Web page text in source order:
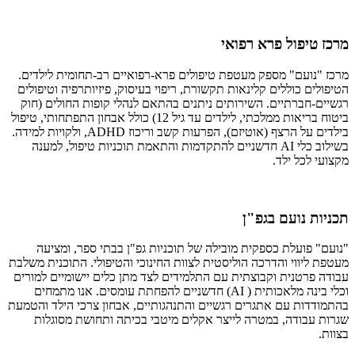
מרכז טיפול פרא רפואי
מרכז "נועם" מספק מעטפת טיפולים פרא-רפואיים רב-תחומית לילדים.
הטיפולים כוללים קלינאות תקשורת, ריפוי בעיסוק, פיזיותרפיה וטיפולים
רגשיים-חברתיים. השירותים ניתנים בהתאם לנהלי קופות החולים (חוק
ביטוח בריאות ממלכתי, לילדים עד גיל 12) כולל אבחון התפתחותי, טיפול
בילדים על הרצף (אוטיזם), הפרעות קשב וריכוז ADHD, ולקויות למידה.
בשילוב כלי AI חדשניים להתקדמות והתאמת תוכניות טיפול, למענה
מקצועי לכל ילד.
תכניות נועם בגפ"ן
"נועם" פועלת כספקית מובילה של תוכניות גפ"ן בבתי ספר, ומציעה
מעטפת ליווי והדרכה הוליסטית לצוות החינוכי והטיפולי. התוכנית משלבת
עבודה פרטנית וקבוצתית עם התלמידים לצד מתן כלים יישומיים למורים
וכלי בינה מלאכותית ( AI) חדשניים להפחתת עומסים. אנו מתמחים
בהתמודדות עם אתגרים רגשיים והתנהגותיים, אבחון צרכי הילד והטמעת
שגרות עבודה, במטרה לייצר אקלים מיטבי בכיתה ותחושת מסוגלות
בצוות.